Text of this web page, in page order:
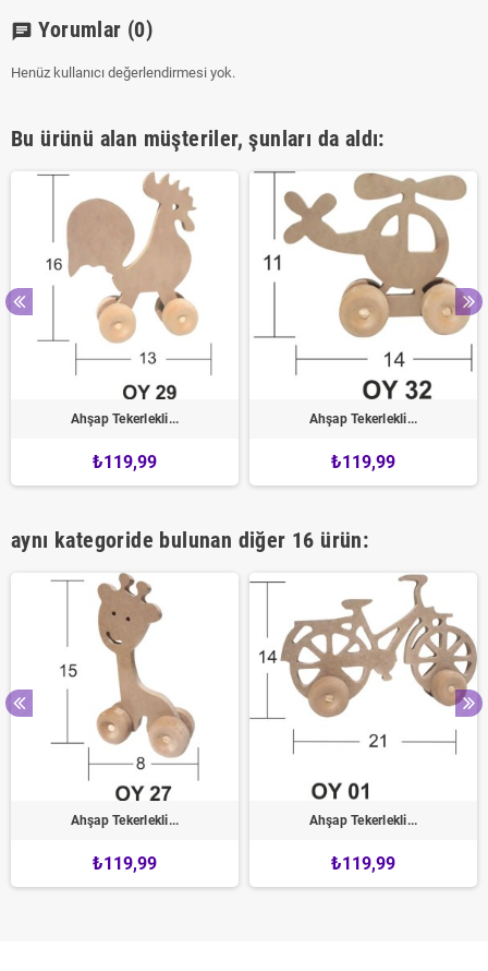
chat Yorumlar (0)
Henüz kullanıcı değerlendirmesi yok.
Bu ürünü alan müşteriler, şunları da aldı:
Ahşap Tekerlekli...
₺119,99
Ahşap Tekerlekli...
₺119,99
aynı kategoride bulunan diğer 16 ürün:
Ahşap Tekerlekli...
₺119,99
Ahşap Tekerlekli...
₺119,99